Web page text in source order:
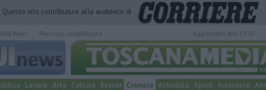
Questo sito contribuisce alla audience di
Lavoro Arte Cultura Eventi Cronaca Attualità Sport Interviste